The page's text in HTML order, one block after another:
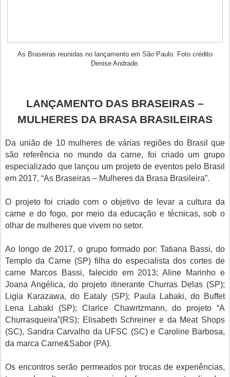
As Braseiras reunidas no lançamento em São Paulo. Foto crédito
Denise Andrade.
LANÇAMENTO DAS BRASEIRAS –
MULHERES DA BRASA BRASILEIRAS
Da união de 10 mulheres de várias regiões do Brasil que
são referência no mundo da carne, foi criado um grupo
especializado que lançou um projeto de eventos pelo Brasil
em 2017, “As Braseiras – Mulheres da Brasa Brasileira”.
O projeto foi criado com o objetivo de levar a cultura da
carne e do fogo, por meio da educação e técnicas, sob o
olhar de mulheres que vivem no setor.
Ao longo de 2017, o grupo formado por: Tatiana Bassi, do
Templo da Carne (SP) filha do especialista dos cortes de
carne Marcos Bassi, falecido em 2013; Aline Marinho e
Joana Angélica, do projeto itinerante Churras Delas (SP);
Ligia Karazawa, do Eataly (SP); Paula Labaki, do Buffet
Lena Labaki (SP); Clarice Chawrtzmann, do projeto “A
Churrasqueira”(RS); Elisabeth Schreiner e da Meat Shops
(SC), Sandra Carvalho da UFSC (SC) e Caroline Barbosa,
da marca Carne&Sabor (PA).
Os encontros serão permeados por trocas de experiências,